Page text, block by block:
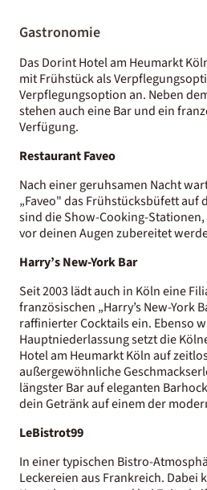
Gastronomie
Das Dorint Hotel am Heumarkt
mit Frühstück als
Verpflegungsoption an. Neben
stehen auch eine Bar und ein
Verfügung.
Restaurant Faveo
Nach einer geruhsamen Nacht
„Faveo" das Frühstücksbüfett auf
sind die Show-Cooking-
vor deinen Augen zubereitet
Harry’s New-York Bar
Seit 2003 lädt auch in Köln eine
französischen „Harry’s New-York
raffinierter Cocktails ein. Ebenso
Hauptniederlassung setzt die
Hotel am Heumarkt Köln auf
außergewöhnliche
längster Bar auf eleganten
dein Getränk auf einem der
LeBistrot99
In einer typischen Bistro-
Leckereien aus Frankreich. Dabei